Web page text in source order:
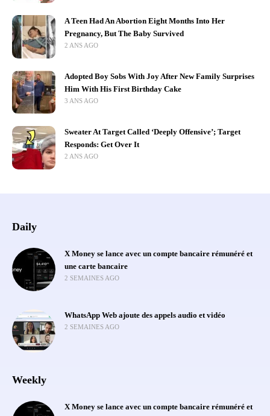
A Teen Had An Abortion Eight Months Into Her
Pregnancy, But The Baby Survived
2 ANS AGO
Adopted Boy Sobs With Joy After New Family Surprises
Him With His First Birthday Cake
3 ANS AGO
Sweater At Target Called ‘Deeply Offensive’; Target
Responds: Get Over It
2 ANS AGO
Daily
X Money se lance avec un compte bancaire rémunéré et
une carte bancaire
2 SEMAINES AGO
WhatsApp Web ajoute des appels audio et vidéo
2 SEMAINES AGO
Weekly
X Money se lance avec un compte bancaire rémunéré et